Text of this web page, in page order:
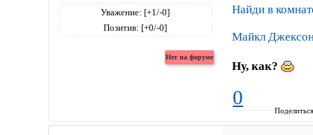
Уважение: [+1/-0]
Позитив: [+0/-0]
Найди в
Майкл
Ну, как?
0